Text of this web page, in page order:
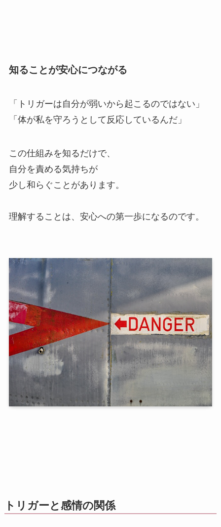
知ることが安心につながる
「トリガーは自分が弱いから起こるのではない」
「体が私を守ろうとして反応しているんだ」
この仕組みを知るだけで、
自分を責める気持ちが
少し和らぐことがあります。
理解することは、安心への第一歩になるのです。
トリガーと感情の関係